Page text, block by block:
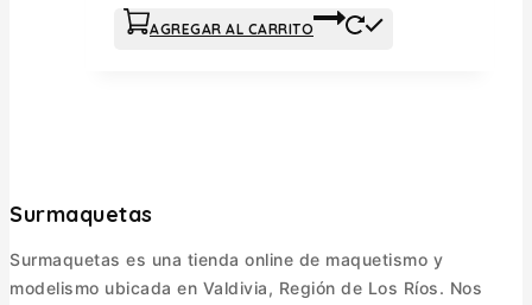
AGREGAR AL CARRITO
Surmaquetas
Surmaquetas es una tienda online de maquetismo y
modelismo ubicada en Valdivia, Región de Los Ríos. Nos